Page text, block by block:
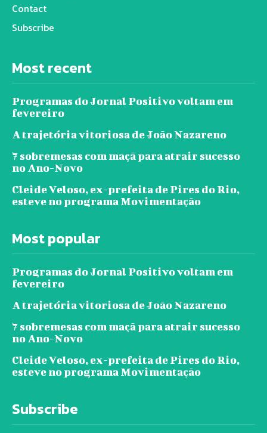
Contact
Subscribe
Most recent
Programas do Jornal Positivo voltam em
fevereiro
A trajetória vitoriosa de João Nazareno
7 sobremesas com maçã para atrair sucesso
no Ano-Novo
Cleide Veloso, ex-prefeita de Pires do Rio,
esteve no programa Movimentação
Most popular
Programas do Jornal Positivo voltam em
fevereiro
A trajetória vitoriosa de João Nazareno
7 sobremesas com maçã para atrair sucesso
no Ano-Novo
Cleide Veloso, ex-prefeita de Pires do Rio,
esteve no programa Movimentação
Subscribe